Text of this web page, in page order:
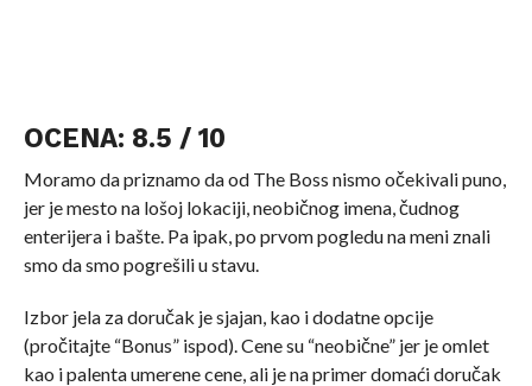
OCENA: 8.5 / 10
Moramo da priznamo da od The Boss nismo očekivali puno,
jer je mesto na lošoj lokaciji, neobičnog imena, čudnog
enterijera i bašte. Pa ipak, po prvom pogledu na meni znali
smo da smo pogrešili u stavu.
Izbor jela za doručak je sjajan, kao i dodatne opcije
(pročitajte “Bonus” ispod). Cene su “neobične” jer je omlet
kao i palenta umerene cene, ali je na primer domaći doručak